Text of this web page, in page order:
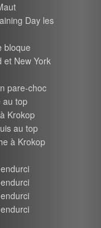
Day les
bloque
et New York
pare-choc
au top
Krokop
au top
à Krokop